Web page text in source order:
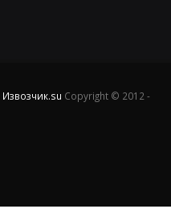
Извозчик.su Copyright © 2012 -